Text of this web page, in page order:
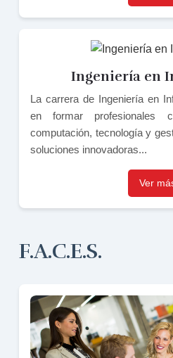
Ingeniería en
La carrera de Ingeniería en
en formar profesionales
computación, tecnología y
soluciones innovadoras...
Ver
F.A.C.E.S.